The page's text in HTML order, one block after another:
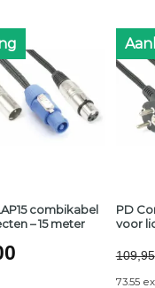
combikabel
– 15 meter
Huidige
PD
voor
109,95
73.55